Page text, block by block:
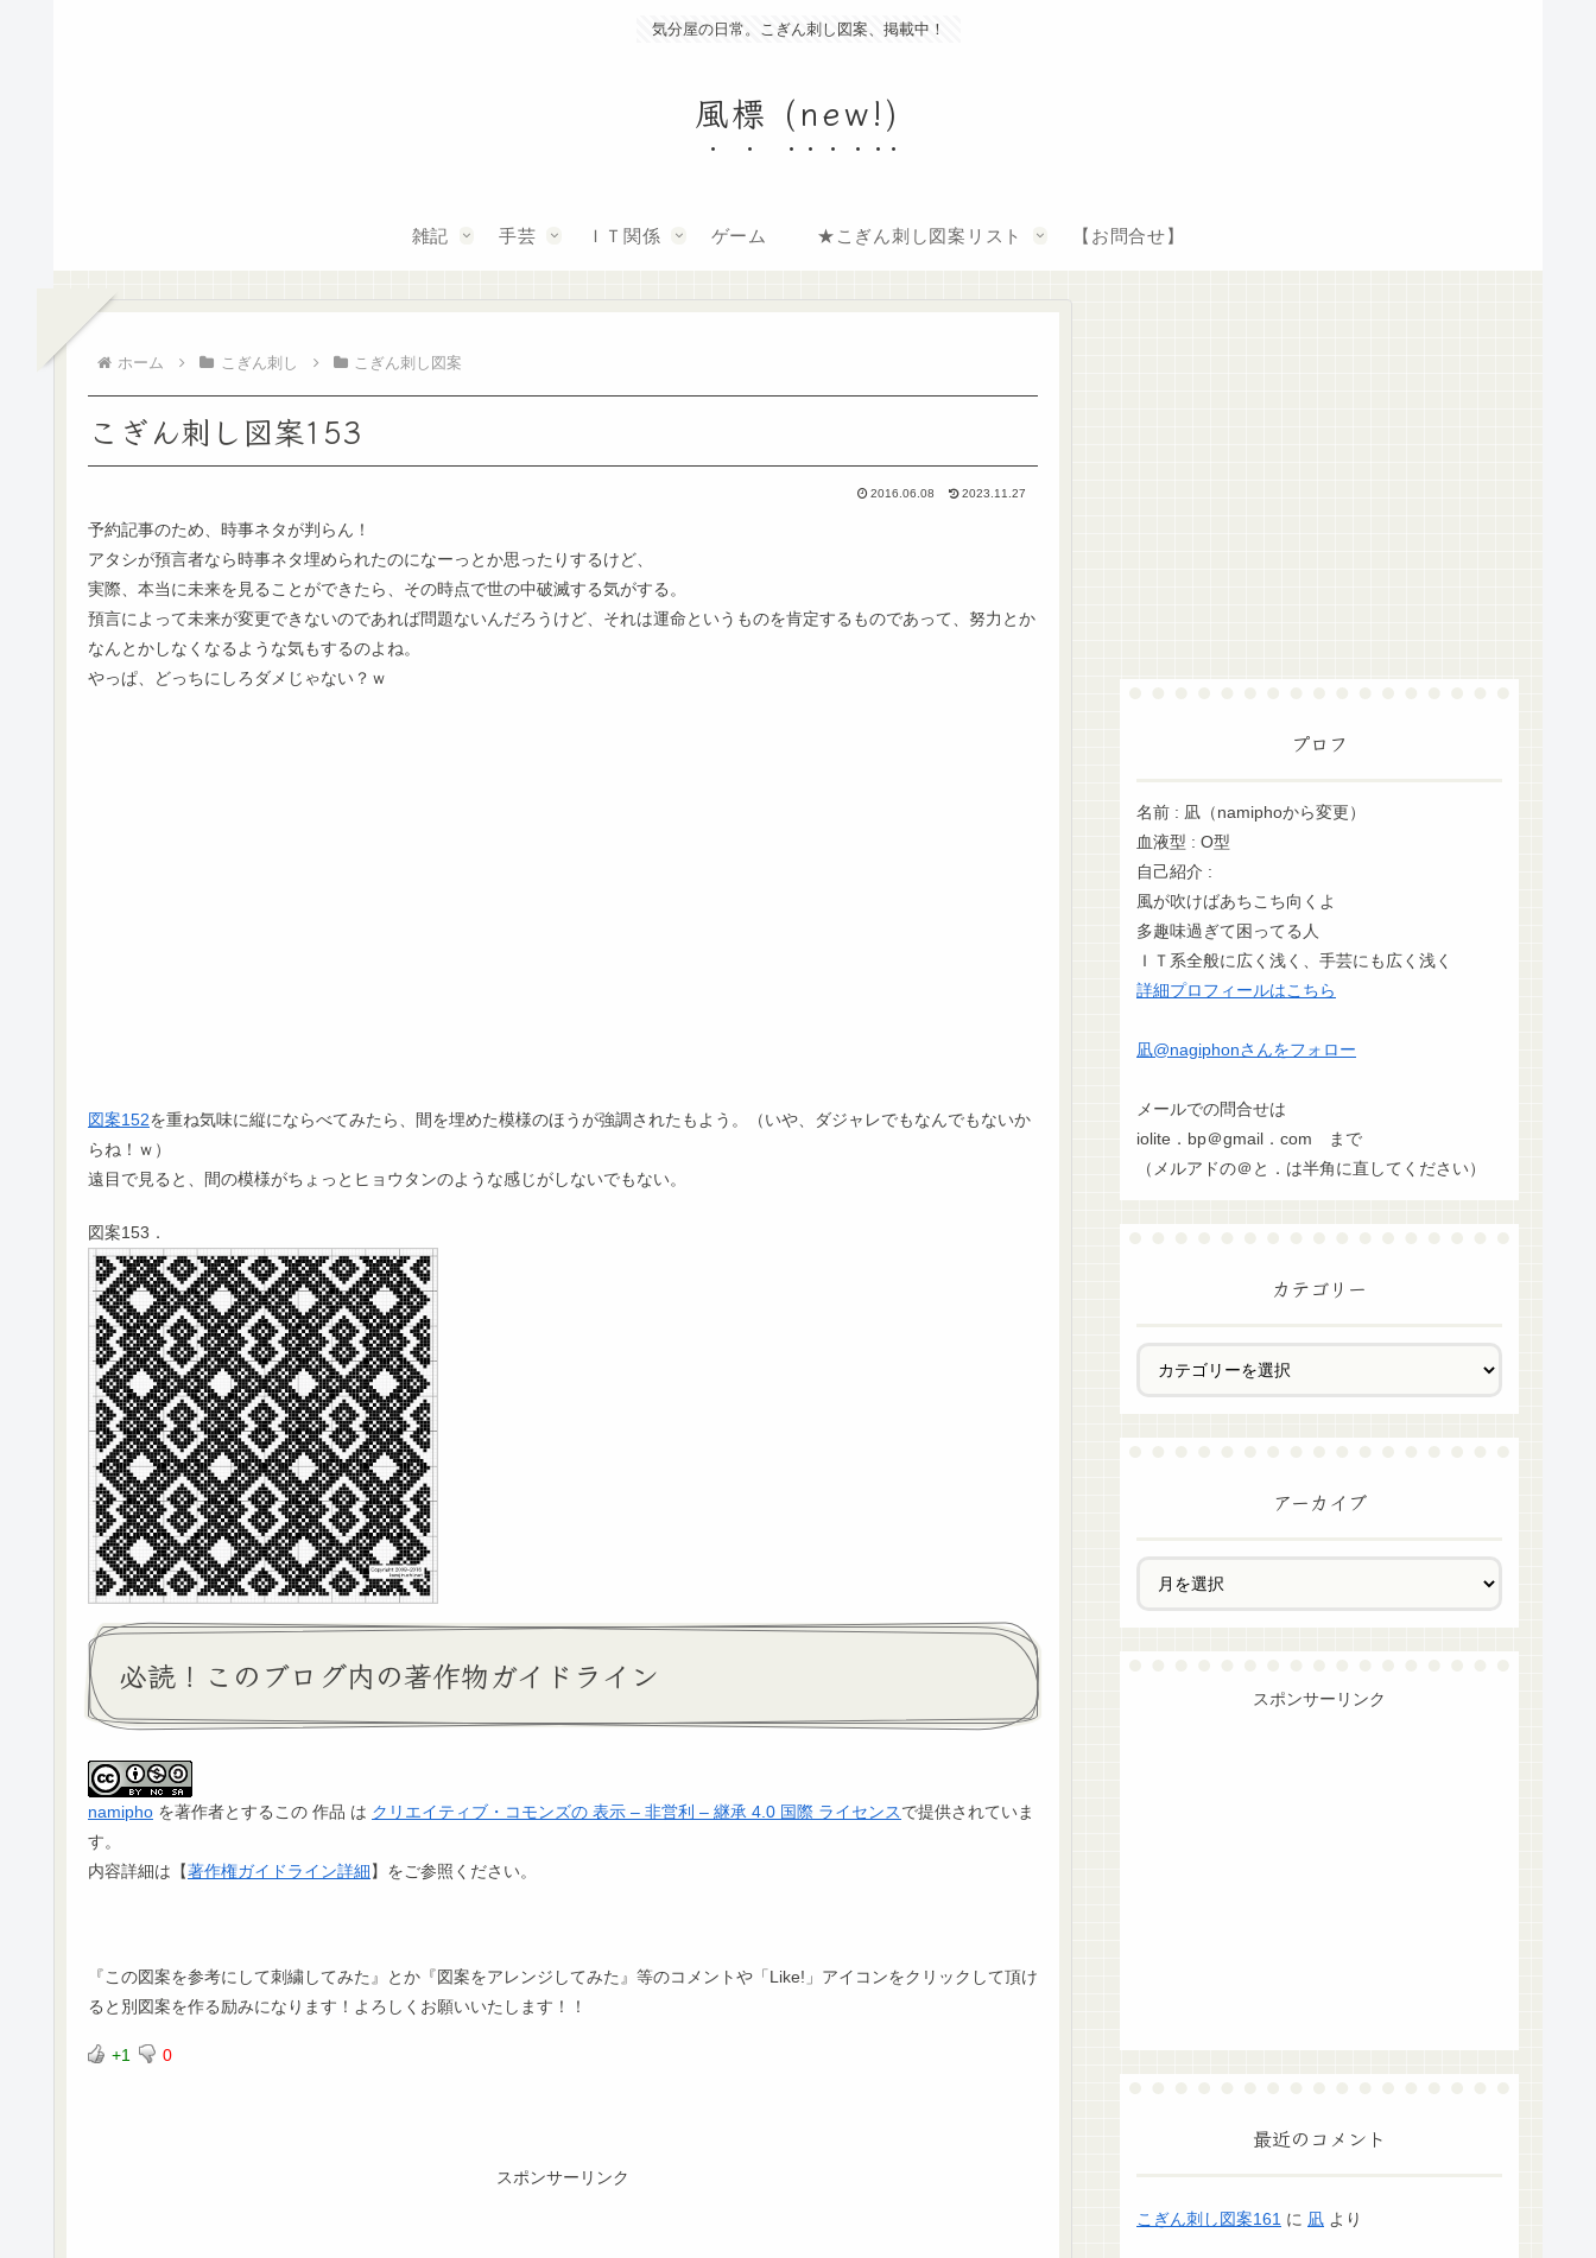
気分屋の日常。こぎん刺し図案、掲載中！
風標 (new!)
雑記 手芸 ＩＴ関係 ゲーム ★こぎん刺し図案リスト 【お問合せ】
ホーム こぎん刺し こぎん刺し図案
こぎん刺し図案153
2016.06.08 2023.11.27
予約記事のため、時事ネタが判らん！
アタシが預言者なら時事ネタ埋められたのになーっとか思ったりするけど、
実際、本当に未来を見ることができたら、その時点で世の中破滅する気がする。
預言によって未来が変更できないのであれば問題ないんだろうけど、それは運命というものを肯定するものであって、努力とか
なんとかしなくなるような気もするのよね。
やっぱ、どっちにしろダメじゃない？ｗ
図案152を重ね気味に縦にならべてみたら、間を埋めた模様のほうが強調されたもよう。（いや、ダジャレでもなんでもないか
らね！ｗ）
遠目で見ると、間の模様がちょっとヒョウタンのような感じがしないでもない。
図案153．
必読！このブログ内の著作物ガイドライン
namipho を著作者とするこの 作品 は クリエイティブ・コモンズの 表示 – 非営利 – 継承 4.0 国際 ライセンスで提供されていま
す。
内容詳細は【著作権ガイドライン詳細】をご参照ください。
『この図案を参考にして刺繍してみた』とか『図案をアレンジしてみた』等のコメントや「Like!」アイコンをクリックして頂け
ると別図案を作る励みになります！よろしくお願いいたします！！
+1 0
スポンサーリンク
プロフ
名前 : 凪（namiphoから変更）
血液型 : O型
自己紹介 :
風が吹けばあちこち向くよ
多趣味過ぎて困ってる人
ＩＴ系全般に広く浅く、手芸にも広く浅く
詳細プロフィールはこちら
凪@nagiphonさんをフォロー
メールでの問合せは
iolite．bp＠gmail．com まで
（メルアドの＠と．は半角に直してください）
カテゴリー
アーカイブ
スポンサーリンク
最近のコメント
こぎん刺し図案161 に 凪 より